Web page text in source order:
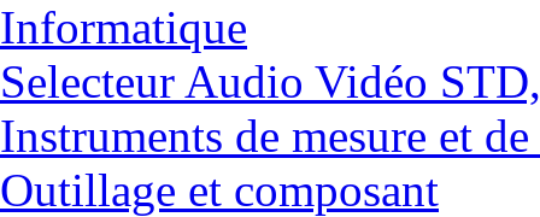
Informatique
Selecteur Audio Vidéo
Instruments de mesure et
Outillage et composant